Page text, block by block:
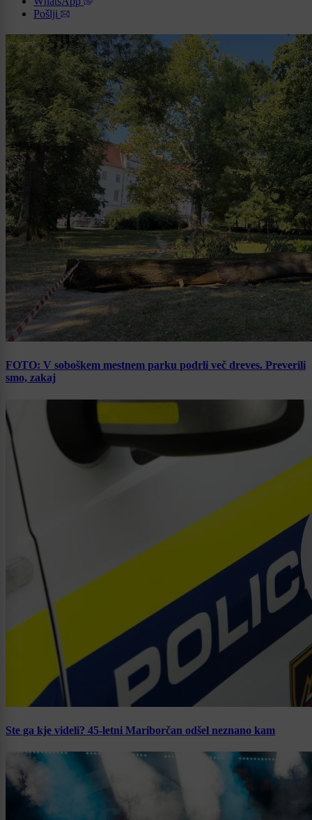
Pošlji
FOTO: V soboškem mestnem parku podrli več dreves. Preverili
smo, zakaj
Ste ga kje videli? 45-letni Mariborčan odšel neznano kam